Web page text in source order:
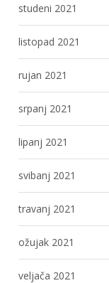
studeni 2021
listopad 2021
rujan 2021
srpanj 2021
lipanj 2021
svibanj 2021
travanj 2021
ožujak 2021
veljača 2021